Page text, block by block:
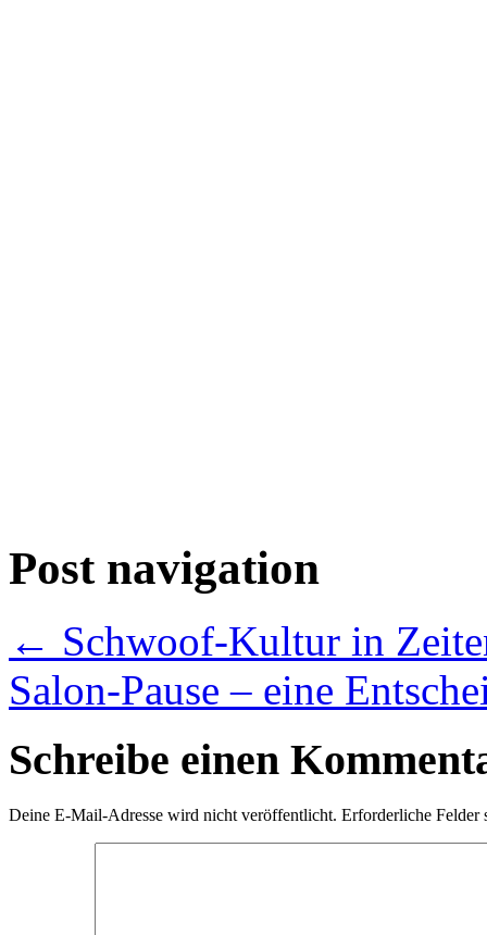
Post navigation
← Schwoof-Kultur in
Salon-Pause – eine
Schreibe einen
Deine E-Mail-Adresse wird nicht veröffentlicht. Erforderliche Felder